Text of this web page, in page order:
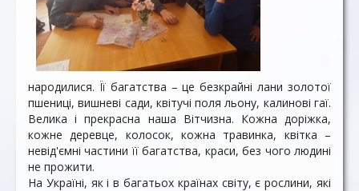
народилися. Її багатства – це безкрайні лани золотої
пшениці, вишневі сади, квітучі поля льону, калинові гаї.
Велика і прекрасна наша Вітчизна. Кожна доріжка,
кожне деревце, колосок, кожна травинка, квітка –
невід'ємні частини її багатства, краси, без чого людині
не прожити.
На Україні, як і в багатьох країнах світу, є рослини, які